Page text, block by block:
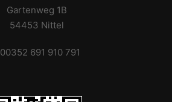
Gartenweg 1B
54453 Nittel
00352 691 910 791